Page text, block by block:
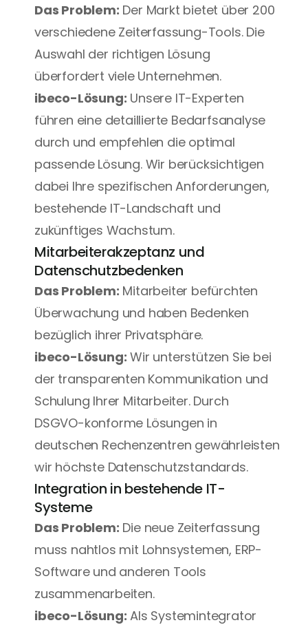
Das Problem: Der Markt bietet über 200
verschiedene Zeiterfassung-Tools. Die
Auswahl der richtigen Lösung
überfordert viele Unternehmen.
ibeco-Lösung: Unsere IT-Experten
führen eine detaillierte Bedarfsanalyse
durch und empfehlen die optimal
passende Lösung. Wir berücksichtigen
dabei Ihre spezifischen Anforderungen,
bestehende IT-Landschaft und
zukünftiges Wachstum.
Mitarbeiterakzeptanz und
Datenschutzbedenken
Das Problem: Mitarbeiter befürchten
Überwachung und haben Bedenken
bezüglich ihrer Privatsphäre.
ibeco-Lösung: Wir unterstützen Sie bei
der transparenten Kommunikation und
Schulung Ihrer Mitarbeiter. Durch
DSGVO-konforme Lösungen in
deutschen Rechenzentren gewährleisten
wir höchste Datenschutzstandards.
Integration in bestehende IT-
Systeme
Das Problem: Die neue Zeiterfassung
muss nahtlos mit Lohnsystemen, ERP-
Software und anderen Tools
zusammenarbeiten.
ibeco-Lösung: Als Systemintegrator